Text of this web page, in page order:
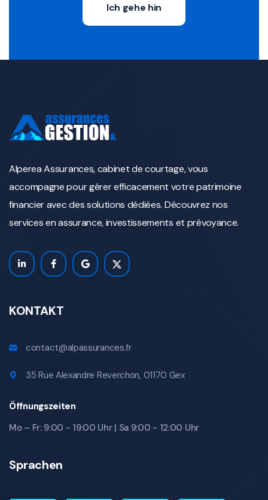
Ich gehe hin
Alperea Assurances, cabinet de courtage, vous
accompagne pour gérer efficacement votre patrimoine
financier avec des solutions dédiées. Découvrez nos
services en assurance, investissements et prévoyance.
KONTAKT
contact@alpassurances.fr
35 Rue Alexandre Reverchon, 01170 Gex
Öffnungszeiten
Mo – Fr: 9:00 - 19:00 Uhr | Sa 9:00 - 12:00 Uhr
Sprachen